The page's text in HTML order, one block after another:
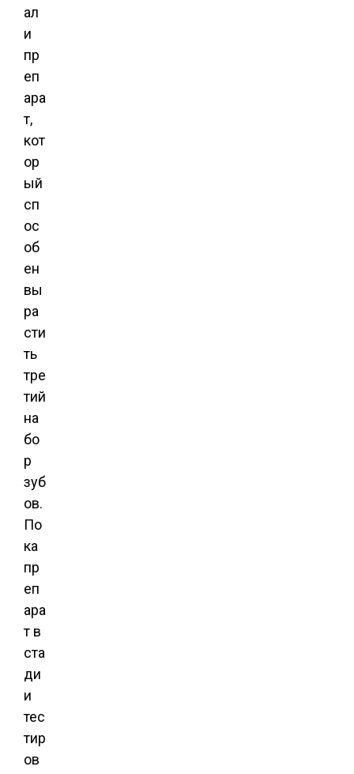
ал
и
пр
еп
ара
т,
кот
ор
ый
сп
ос
об
ен
вы
ра
сти
ть
тре
тий
на
бо
р
зуб
ов.
По
ка
пр
еп
ара
т в
ста
ди
и
тес
тир
ов